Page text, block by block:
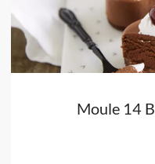
Moule 14